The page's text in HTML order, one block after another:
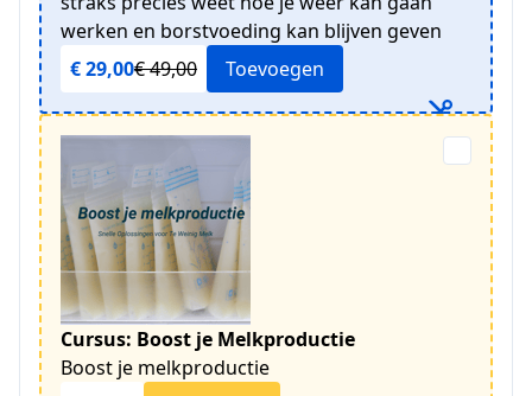
werken en borstvoeding kan blijven geven
€ 29,00€ 49,00 Toevoegen
Cursus: Boost je Melkproductie
Boost je melkproductie